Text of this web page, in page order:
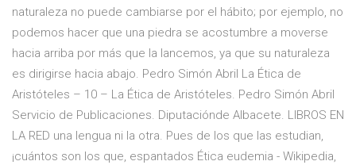
naturaleza no puede cambiarse por el hábito; por ejemplo, no
podemos hacer que una piedra se acostumbre a moverse
hacia arriba por más que la lancemos, ya que su naturaleza
es dirigirse hacia abajo. Pedro Simón Abril La Ética de
Aristóteles – 10 – La Ética de Aristóteles. Pedro Simón Abril
Servicio de Publicaciones. Diputaciónde Albacete. LIBROS EN
LA RED una lengua ni la otra. Pues de los que las estudian,
¡cuántos son los que, espantados Ética eudemia - Wikipedia,